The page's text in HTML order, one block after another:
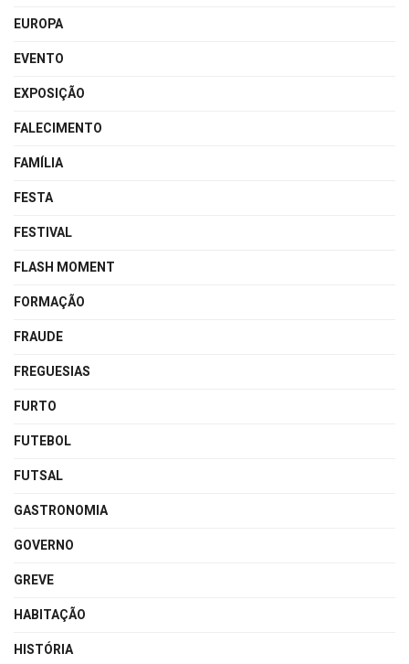
EUROPA
EVENTO
EXPOSIÇÃO
FALECIMENTO
FAMÍLIA
FESTA
FESTIVAL
FLASH MOMENT
FORMAÇÃO
FRAUDE
FREGUESIAS
FURTO
FUTEBOL
FUTSAL
GASTRONOMIA
GOVERNO
GREVE
HABITAÇÃO
HISTÓRIA